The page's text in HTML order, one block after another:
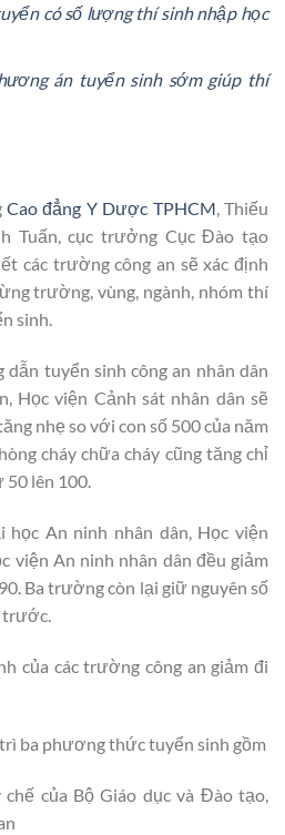
có số lượng thí sinh nhập học
án tuyển sinh sớm giúp thí
Cao đẳng Y Dược TPHCM, Thiếu
Tuấn, cục trưởng Cục Đào tạo
các trường công an sẽ xác định
trường, vùng, ngành, nhóm thí
sinh.
tuyển sinh công an nhân dân
Học viện Cảnh sát nhân dân sẽ
nhẹ so với con số 500 của năm
cháy chữa cháy cũng tăng chỉ
50 lên 100.
An ninh nhân dân, Học viện
viện An ninh nhân dân đều giảm
Ba trường còn lại giữ nguyên số
của các trường công an giảm đi
ba phương thức tuyển sinh gồm
của Bộ Giáo dục và Đào tạo,